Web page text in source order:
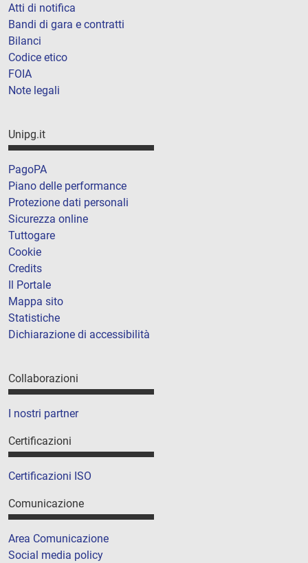
Atti di notifica
Bandi di gara e contratti
Bilanci
Codice etico
FOIA
Note legali
Unipg.it
PagoPA
Piano delle performance
Protezione dati personali
Sicurezza online
Tuttogare
Cookie
Credits
Il Portale
Mappa sito
Statistiche
Dichiarazione di accessibilità
Collaborazioni
I nostri partner
Certificazioni
Certificazioni ISO
Comunicazione
Area Comunicazione
Social media policy